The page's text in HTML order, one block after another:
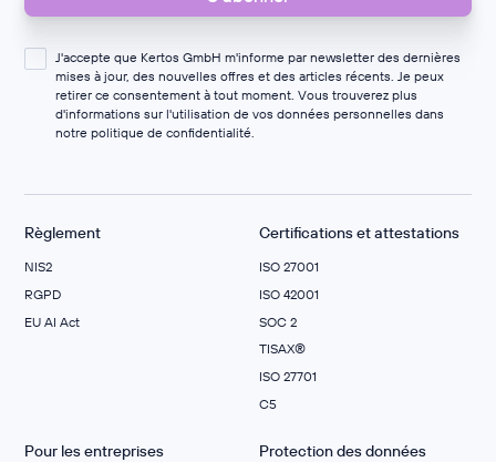
J'accepte que Kertos GmbH m'informe par newsletter des dernières
mises à jour, des nouvelles offres et des articles récents. Je peux
retirer ce consentement à tout moment. Vous trouverez plus
d'informations sur l'utilisation de vos données personnelles dans
notre politique de confidentialité.
Règlement
NIS2
RGPD
EU AI Act
Certifications et attestations
ISO 27001
ISO 42001
SOC 2
TISAX®
ISO 27701
C5
Pour les entreprises Protection des données